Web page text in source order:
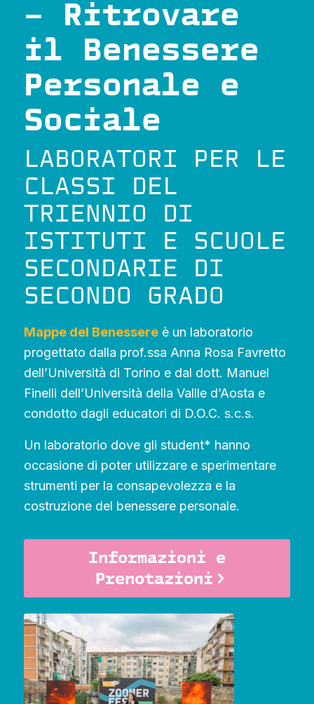
– Ritrovare
il Benessere
Personale e
Sociale
LABORATORI PER LE
CLASSI DEL
TRIENNIO DI
ISTITUTI E SCUOLE
SECONDARIE DI
SECONDO GRADO
Mappe del Benessereè un laboratorio
progettato dalla prof.ssa Anna Rosa Favretto
dell’Università di Torino e dal dott. Manuel
Finelli dell’Università della Vallle d’Aosta e
condotto dagli educatori di D.O.C. s.c.s.
Un laboratorio dove gli student* hanno
occasione di poter utilizzare e sperimentare
strumenti per la consapevolezza e la
costruzione del benessere personale.
Informazioni e
Prenotazioni